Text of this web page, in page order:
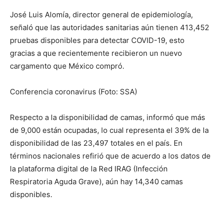
José Luis Alomía, director general de epidemiología,
señaló que las autoridades sanitarias aún tienen 413,452
pruebas disponibles para detectar COVID-19, esto
gracias a que recientemente recibieron un nuevo
cargamento que México compró.
Conferencia coronavirus (Foto: SSA)
Respecto a la disponibilidad de camas, informó que más
de 9,000 están ocupadas, lo cual representa el 39% de la
disponibilidad de las 23,497 totales en el país. En
términos nacionales refirió que de acuerdo a los datos de
la plataforma digital de la Red IRAG (Infección
Respiratoria Aguda Grave), aún hay 14,340 camas
disponibles.